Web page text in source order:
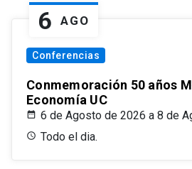
6 AGO
Conferencias
Conmemoración 50 años
Economía UC
6 de Agosto de 2026 a 8 de
Todo el dia.